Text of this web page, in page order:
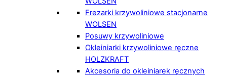
Frezarki krzywoliniowe stacjonarne
WOLSEN
Posuwy krzywoliniowe
Okleiniarki krzywoliniowe ręczne
HOLZKRAFT
Akcesoria do okleiniarek ręcznych